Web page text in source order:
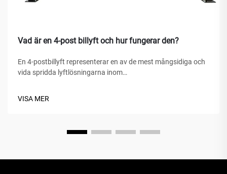
Vad är en 4-post billyft och hur fungerar den?
En 4-postbillyft representerar en av de mest mångsidiga och
vida spridda lyftlösningarna inom
VISA MER